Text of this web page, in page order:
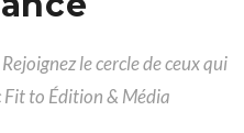
le cercle de ceux qui
to Édition & Média